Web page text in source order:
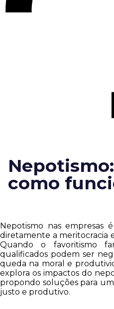
como
Nepotismo nas
diretamente a meritocracia
Quando o favoritismo
qualificados podem ser
queda na moral e
explora os impactos do
propondo soluções para
justo e produtivo.